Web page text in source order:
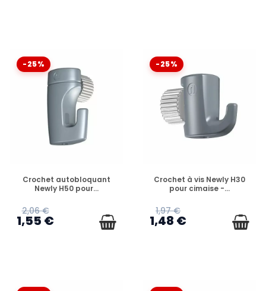
-25%
EN STOCK
Crochet autobloquant
Newly H50 pour...
2,06 €
1,55 €
-25%
EN STOCK
Crochet à vis Newly H30
pour cimaise -...
1,97 €
1,48 €